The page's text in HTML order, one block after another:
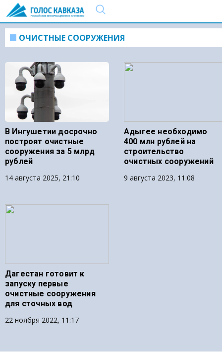
ОЧИСТНЫЕ СООРУЖЕНИЯ
В Ингушетии досрочно
построят очистные
сооружения за 5 млрд
рублей
14 августа 2025, 21:10
Адыгее необходимо
400 млн рублей на
строительство
очистных сооружений
9 августа 2023, 11:08
Дагестан готовит к
запуску первые
очистные сооружения
для сточных вод
22 ноября 2022, 11:17